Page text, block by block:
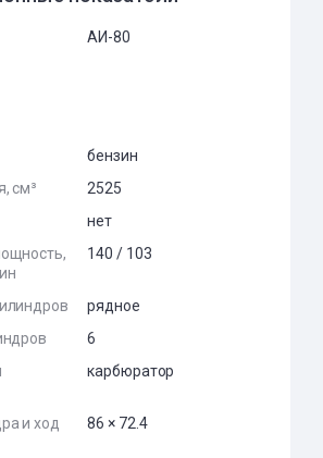
АИ-80
бензин
см³
2525
нет
140 / 103
рядное
6
карбюратор
и ход
86 × 72.4